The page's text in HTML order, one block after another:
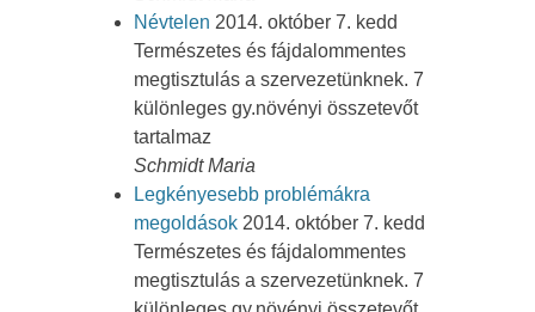
Névtelen 2014. október 7. kedd
Természetes és fájdalommentes
megtisztulás a szervezetünknek. 7
különleges gy.növényi összetevőt
tartalmaz
Schmidt Maria
Legkényesebb problémákra
megoldások 2014. október 7. kedd
Természetes és fájdalommentes
megtisztulás a szervezetünknek. 7